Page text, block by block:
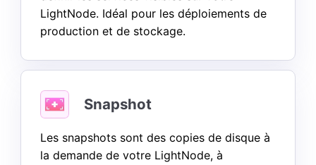
LightNode. Idéal pour les déploiements de
production et de stockage.
Snapshot
Les snapshots sont des copies de disque à
la demande de votre LightNode, à